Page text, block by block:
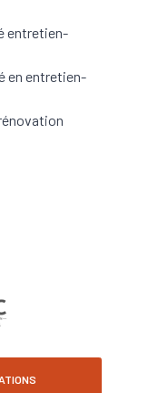
entretien-
en entretien-